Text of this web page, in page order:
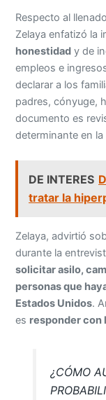
Respecto al
Zelaya enfatizó la
honestidad y de
empleos e
declarar a los
padres, cónyuge,
documento es
determinante en la
DE INTERES
tratar la
Zelaya, advirtió
durante la
solicitar asilo,
personas que
Estados Unidos.
es responder con
¿CÓMO